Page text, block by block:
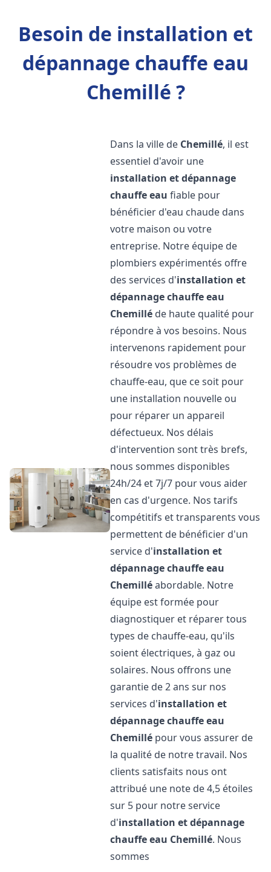
Besoin de installation et
dépannage chauffe eau
Chemillé ?
Dans la ville de Chemillé, il est
essentiel d'avoir une
installation et dépannage
chauffe eau fiable pour
bénéficier d'eau chaude dans
votre maison ou votre
entreprise. Notre équipe de
plombiers expérimentés offre
des services d'installation et
dépannage chauffe eau
Chemillé de haute qualité pour
répondre à vos besoins. Nous
intervenons rapidement pour
résoudre vos problèmes de
chauffe-eau, que ce soit pour
une installation nouvelle ou
pour réparer un appareil
défectueux. Nos délais
d'intervention sont très brefs,
nous sommes disponibles
24h/24 et 7j/7 pour vous aider
en cas d'urgence. Nos tarifs
compétitifs et transparents vous
permettent de bénéficier d'un
service d'installation et
dépannage chauffe eau
Chemilléabordable. Notre
équipe est formée pour
diagnostiquer et réparer tous
types de chauffe-eau, qu'ils
soient électriques, à gaz ou
solaires. Nous offrons une
garantie de 2 ans sur nos
services d'installation et
dépannage chauffe eau
Chemillé pour vous assurer de
la qualité de notre travail. Nos
clients satisfaits nous ont
attribué une note de 4,5 étoiles
sur 5 pour notre service
d'installation et dépannage
chauffe eau Chemillé. Nous
sommes